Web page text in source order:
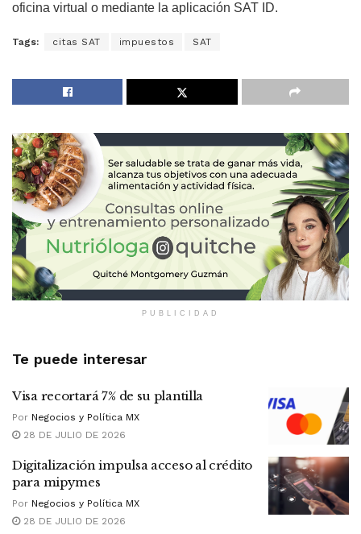
oficina virtual o mediante la aplicación SAT ID.
Tags: citas SAT impuestos SAT
PUBLICIDAD
Te puede interesar
Visa recortará 7% de su plantilla
Por Negocios y Política MX
28 DE JULIO DE 2026
Digitalización impulsa acceso al crédito
para mipymes
Por Negocios y Política MX
28 DE JULIO DE 2026